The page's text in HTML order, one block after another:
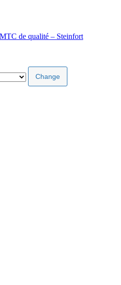
de qualité – Steinfort